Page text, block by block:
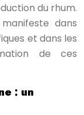
du rhum.
dans
et dans les
de ces
: un